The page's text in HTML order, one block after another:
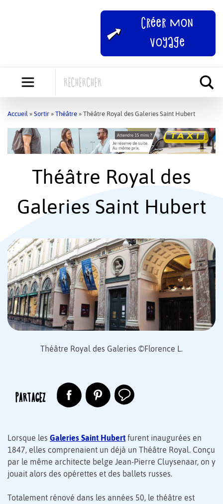
Créer mon
voyage
Accueil » Sortir » Théâtre » Théâtre Royal des Galeries Saint Hubert
Théâtre Royal des
Galeries Saint Hubert
Théâtre Royal des Galeries ©Florence L.
PARTAGEZ
Lorsque les Galeries Saint Hubert furent inaugurées en
1847, elles comprenaient un déjà un Théâtre Royal. Conçu
par le même architecte belge Jean-Pierre Cluysenaar, on y
jouait alors des opérettes et des ballets russes.
Totalement rénové dans les années 50, le théâtre est